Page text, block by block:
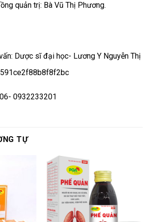
quản trị: Bà Vũ Thị Phương.
Dược sĩ đại học- Lương Y Nguyễn Thị
0932233201
TỰ